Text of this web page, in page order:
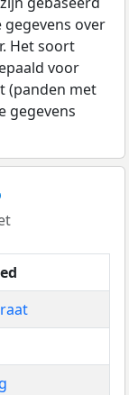
over
Het soort
voor
(panden met
gegevens